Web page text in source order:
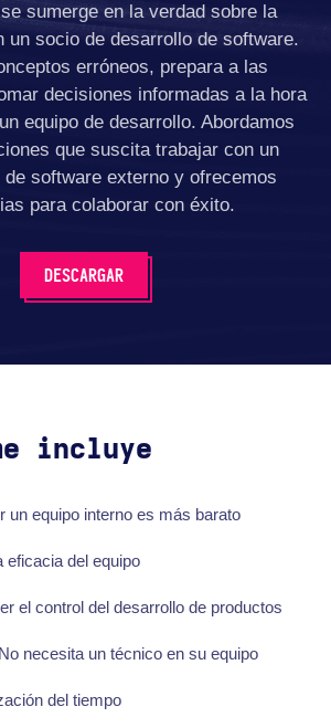
sumerge en la verdad sobre la
un socio de desarrollo de software.
erróneos, prepara a las
decisiones informadas a la hora
equipo de desarrollo. Abordamos
que suscita trabajar con un
software externo y ofrecemos
para colaborar con éxito.
DESCARGAR
incluye
un equipo interno es más barato
eficacia del equipo
el control del desarrollo de productos
necesita un técnico en su equipo
del tiempo